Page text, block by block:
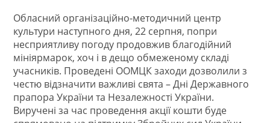
Обласний організаційно-методичний центр
культури наступного дня, 22 серпня, попри
несприятливу погоду продовжив благодійний
мініярмарок, хоч і в дещо обмеженому складі
учасників. Проведені ООМЦК заходи дозволили з
честю відзначити важливі свята – Дні Державного
прапора України та Незалежності України.
Виручені за час проведення акції кошти буде